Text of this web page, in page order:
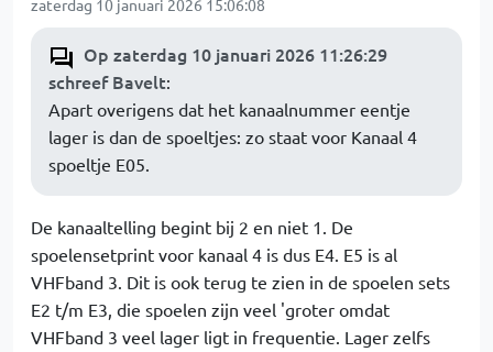
zaterdag 10 januari 2026 15:06:08
Op zaterdag 10 januari 2026 11:26:29
schreef Bavelt:
Apart overigens dat het kanaalnummer eentje
lager is dan de spoeltjes: zo staat voor Kanaal 4
spoeltje E05.
De kanaaltelling begint bij 2 en niet 1. De
spoelensetprint voor kanaal 4 is dus E4. E5 is al
VHFband 3. Dit is ook terug te zien in de spoelen sets
E2 t/m E3, die spoelen zijn veel 'groter omdat
VHFband 3 veel lager ligt in frequentie. Lager zelfs